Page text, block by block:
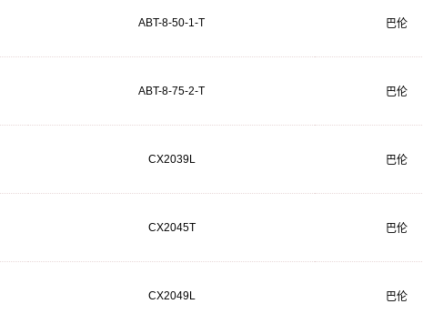
ABT-8-50-1-T 巴伦
ABT-8-75-2-T 巴伦
CX2039L 巴伦
CX2045T 巴伦
CX2049L 巴伦